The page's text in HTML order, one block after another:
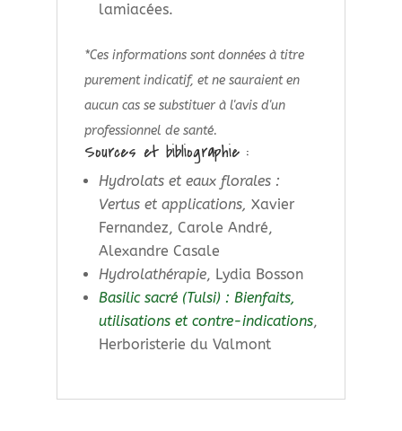
lamiacées.
*Ces informations sont données à titre
purement indicatif, et ne sauraient en
aucun cas se substituer à l'avis d'un
professionnel de santé.
Sources et bibliographie :
Hydrolats et eaux florales :
Vertus et applications, Xavier
Fernandez, Carole André,
Alexandre Casale
Hydrolathérapie, Lydia Bosson
Basilic sacré (Tulsi) : Bienfaits,
utilisations et contre-indications,
Herboristerie du Valmont